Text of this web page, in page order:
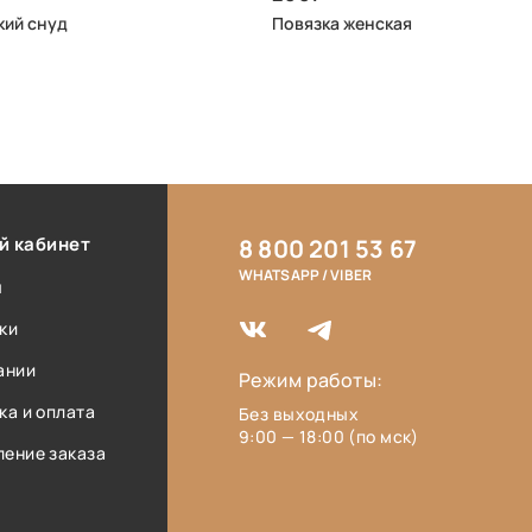
снуд Повязка женская
кабинет
и оплата
заказа
8 800 201 53 67
WHATSAPP / VIBER
Режим работы:
Без выходных
9:00 — 18:00 (по мск)